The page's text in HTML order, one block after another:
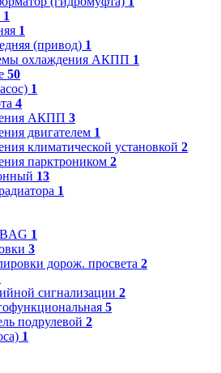
1
1
(привод) 1
охлаждения АКПП 1
50
1
4
АКПП 3
двигателем 1
климатической установкой 2
парктроником 2
13
1
1
3
дорож. просвета 2
сигнализации 2
5
подрулевой 2
1